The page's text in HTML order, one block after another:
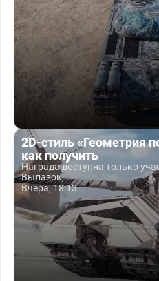
2D-стиль «Геометрия
как получить
Награда доступна только
Вылазок,...
Вчера, 18:13